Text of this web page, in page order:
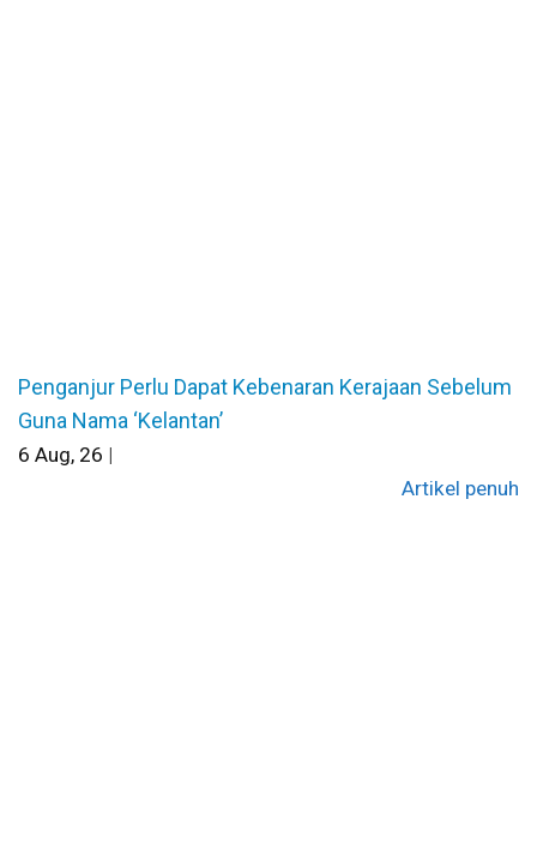
Penganjur Perlu Dapat Kebenaran Kerajaan Sebelum
Guna Nama ‘Kelantan’
6 Aug, 26 |
Artikel penuh